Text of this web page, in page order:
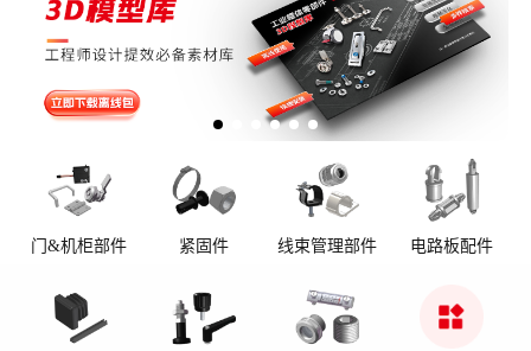
门&机柜部件 紧固件 线束管理部件 电路板配件